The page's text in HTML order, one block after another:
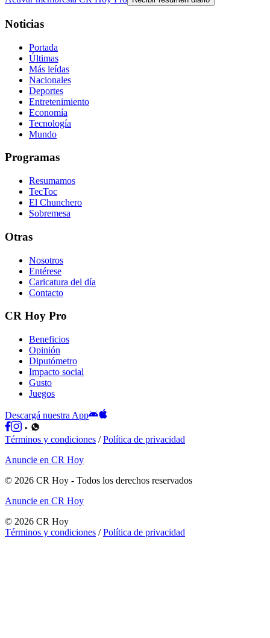
Noticias
Portada
Últimas
Más leídas
Nacionales
Deportes
Entretenimiento
Economía
Tecnología
Mundo
Programas
Resumamos
TecToc
El Chunchero
Sobremesa
Otras
Nosotros
Entérese
Caricatura del día
Contacto
CR Hoy Pro
Beneficios
Opinión
Diputómetro
Impacto social
Gusto
Juegos
Descargá nuestra App
Términos y condiciones /Política de privacidad
Anuncie en CR Hoy
© 2026 CR Hoy - Todos los derechos reservados
Anuncie en CR Hoy
© 2026 CR Hoy
Términos y condiciones /Política de privacidad